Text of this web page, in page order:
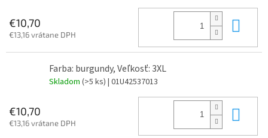
€10,70
€13,16 vrátane DPH
Farba: burgundy, Veľkosť: 3XL
Skladom (>5 ks) | 01U42537013
€10,70
€13,16 vrátane DPH